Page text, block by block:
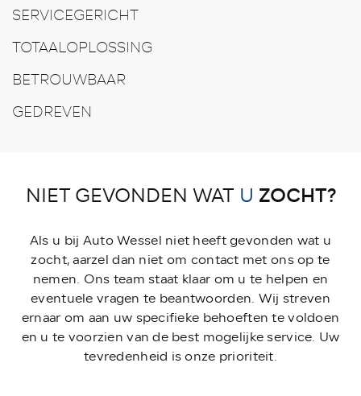
SERVICEGERICHT
TOTAALOPLOSSING
BETROUWBAAR
GEDREVEN
NIET GEVONDEN WAT U ZOCHT?
Als u bij Auto Wessel niet heeft gevonden wat u
zocht, aarzel dan niet om contact met ons op te
nemen. Ons team staat klaar om u te helpen en
eventuele vragen te beantwoorden. Wij streven
ernaar om aan uw specifieke behoeften te voldoen
en u te voorzien van de best mogelijke service. Uw
tevredenheid is onze prioriteit.